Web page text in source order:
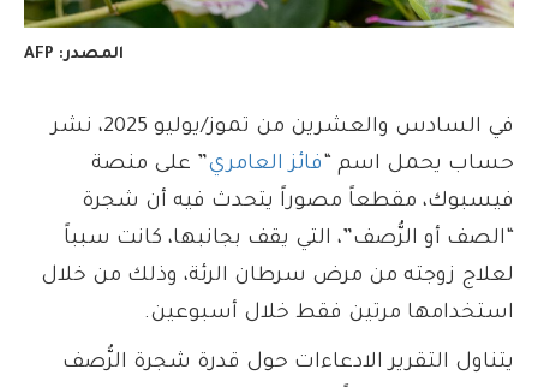
المصدر: AFP
في السادس والعشرين من تموز/يوليو 2025، نشر
حساب يحمل اسم “فائز العامري” على منصة
فيسبوك، مقطعاً مصوراً يتحدث فيه أن شجرة
“الصف أو الرُّصف”، التي يقف بجانبها، كانت سبباً
لعلاج زوجته من مرض سرطان الرئة، وذلك من خلال
استخدامها مرتين فقط خلال أسبوعين.
يتناول التقرير الادعاءات حول قدرة شجرة الرُّصف